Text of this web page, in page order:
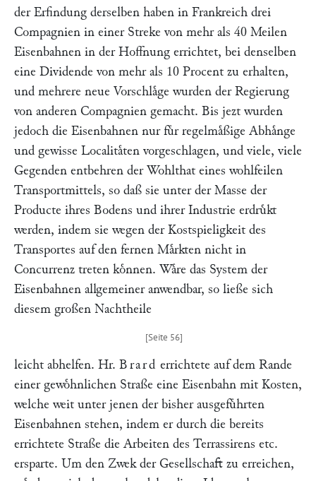
der Erfindung derselben haben in Frankreich drei
Compagnien in einer Streke von mehr als 40 Meilen
Eisenbahnen in der Hoffnung errichtet, bei denselben
eine Dividende von mehr als 10 Procent zu erhalten,
und mehrere neue Vorschlaͤge wurden der Regierung
von anderen Compagnien gemacht. Bis jezt wurden
jedoch die Eisenbahnen nur fuͤr regelmaͤßige Abhaͤnge
und gewisse Localitaͤten vorgeschlagen, und viele, viele
Gegenden entbehren der Wohlthat eines wohlfeilen
Transportmittels, so daß sie unter der Masse der
Producte ihres Bodens und ihrer Industrie erdruͤkt
werden, indem sie wegen der Kostspieligkeit des
Transportes auf den fernen Maͤrkten nicht in
Concurrenz treten koͤnnen. Waͤre das System der
Eisenbahnen allgemeiner anwendbar, so ließe sich
diesem großen Nachtheile
leicht abhelfen. Hr. Brard errichtete auf dem Rande
einer gewoͤhnlichen Straße eine Eisenbahn mit Kosten,
welche weit unter jenen der bisher ausgefuͤhrten
Eisenbahnen stehen, indem er durch die bereits
errichtete Straße die Arbeiten des Terrassirens etc.
ersparte. Um den Zwek der Gesellschaft zu erreichen,